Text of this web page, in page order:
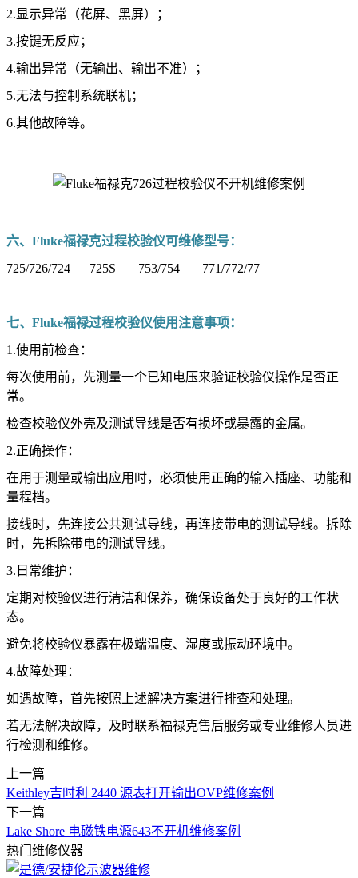
2.显示异常（花屏、黑屏）；
3.按键无反应；
4.输出异常（无输出、输出不准）；
5.无法与控制系统联机；
6.其他故障等。
六、Fluke福禄克过程校验仪可维修型号：
725/726/724 725S 753/754 771/772/77
七、Fluke福禄过程校验仪使用注意事项：
1.使用前检查：
每次使用前，先测量一个已知电压来验证校验仪操作是否正
常。
检查校验仪外壳及测试导线是否有损坏或暴露的金属。
2.正确操作：
在用于测量或输出应用时，必须使用正确的输入插座、功能和
量程档。
接线时，先连接公共测试导线，再连接带电的测试导线。拆除
时，先拆除带电的测试导线。
3.日常维护：
定期对校验仪进行清洁和保养，确保设备处于良好的工作状
态。
避免将校验仪暴露在极端温度、湿度或振动环境中。
4.故障处理：
如遇故障，首先按照上述解决方案进行排查和处理。
若无法解决故障，及时联系福禄克售后服务或专业维修人员进
行检测和维修。
上一篇
Keithley吉时利 2440 源表打开输出OVP维修案例
下一篇
Lake Shore 电磁铁电源643不开机维修案例
热门维修仪器